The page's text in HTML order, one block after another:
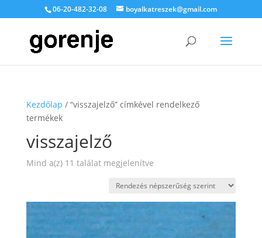
06-20-482-32-08 boyalkatreszek@gmail.com
Kezdőlap / “visszajelző” címkével rendelkező
termékek
visszajelző
Mind a(z) 11 találat megjelenítveSorted
popularity